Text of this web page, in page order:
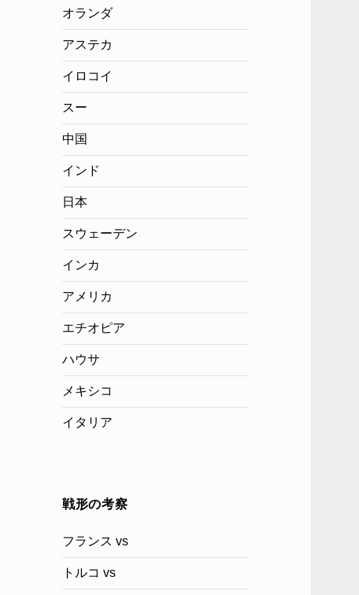
オランダ
アステカ
イロコイ
スー
中国
インド
日本
スウェーデン
インカ
アメリカ
エチオピア
ハウサ
メキシコ
イタリア
戦形の考察
フランス vs
トルコ vs